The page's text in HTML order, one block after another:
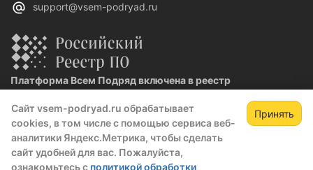
Сайт vsem-podryad.ru обрабатывает
cookies, в том числе с помощью сервиса веб-
аналитики Яндекс.Метрика, чтобы сделать
сайт удобней для вас. Пожалуйста,
ознакомьтесь с политикой обработки
Принять
support@vsem-podryad.ru
Платформа Всем Подряд включена в реестр
Реестровая запись №32021 от 06.02.2026
Политика конфиденциальности